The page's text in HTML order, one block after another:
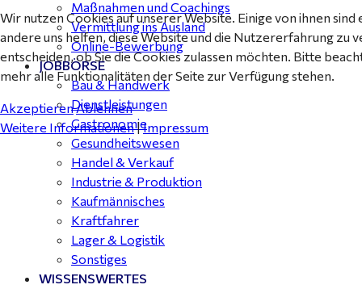
Maßnahmen und Coachings
Vermittlung ins Ausland
Online-Bewerbung
JOBBÖRSE
Bau & Handwerk
Dienstleistungen
Gastronomie
Gesundheitswesen
Handel & Verkauf
Industrie & Produktion
Kaufmännisches
Kraftfahrer
Lager & Logistik
Sonstiges
WISSENSWERTES
Wir nutzen Cookies auf unserer Website. Einige von ihnen
andere uns helfen, diese Website und die Nutzererfahrung zu
entscheiden, ob Sie die Cookies zulassen möchten. Bitte
mehr alle Funktionalitäten der Seite zur Verfügung stehen.
AkzeptierenAblehnen
Weitere Informationen|Impressum